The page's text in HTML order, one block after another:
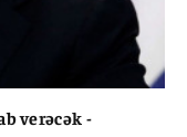
verəcək -